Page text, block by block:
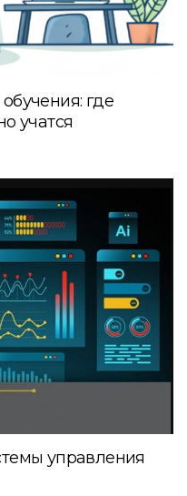
где
учатся
управления